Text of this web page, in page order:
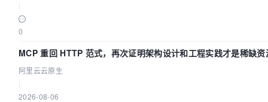
0
MCP 重回 HTTP 范式，再次证明架构设计和工程实践才是稀缺资
阿里云云原生
2026-08-06